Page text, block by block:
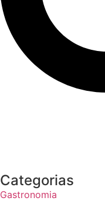
Categorias
Gastronomia